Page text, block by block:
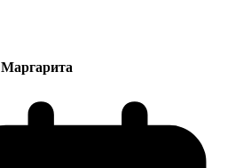
Маргарита